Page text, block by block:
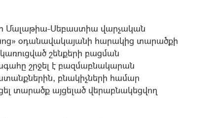
Մալաթիա-Սեբաստիա վարչական
օդանավակայանի հարակից տարածքի
շենքերի բացման
շրջել է բազմաբնակարան
բնակիչների համար
տարածք այցելած վերաբնակեցվող